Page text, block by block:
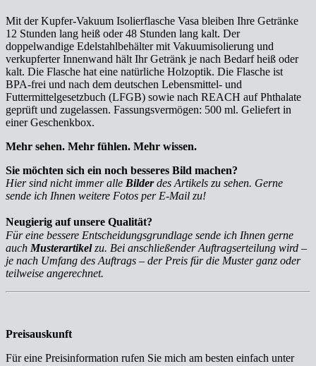
Mit der Kupfer-Vakuum Isolierflasche Vasa bleiben Ihre Getränke
12 Stunden lang heiß oder 48 Stunden lang kalt. Der
doppelwandige Edelstahlbehälter mit Vakuumisolierung und
verkupferter Innenwand hält Ihr Getränk je nach Bedarf heiß oder
kalt. Die Flasche hat eine natürliche Holzoptik. Die Flasche ist
BPA-frei und nach dem deutschen Lebensmittel- und
Futtermittelgesetzbuch (LFGB) sowie nach REACH auf Phthalate
geprüft und zugelassen. Fassungsvermögen: 500 ml. Geliefert in
einer Geschenkbox.
Mehr sehen. Mehr fühlen. Mehr wissen.
Sie möchten sich ein noch besseres Bild machen?
Hier sind nicht immer alle Bilderdes Artikels zu sehen. Gerne
sende ich Ihnen weitere Fotos per E-Mail zu!
Neugierig auf unsere Qualität?
Für eine bessere Entscheidungsgrundlage sende ich Ihnen gerne
auch Musterartikelzu. Bei anschließender Auftragserteilung wird –
je nach Umfang des Auftrags – der Preis für die Muster ganz oder
teilweise angerechnet.
Preisauskunft
Für eine Preisinformation rufen Sie mich am besten einfach unter